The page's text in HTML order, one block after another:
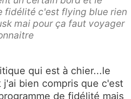
fidélité c'est flying blue rien
mai pour ça faut voyager
qui est à chier...le
bien compris que c'est
de fidélité mais